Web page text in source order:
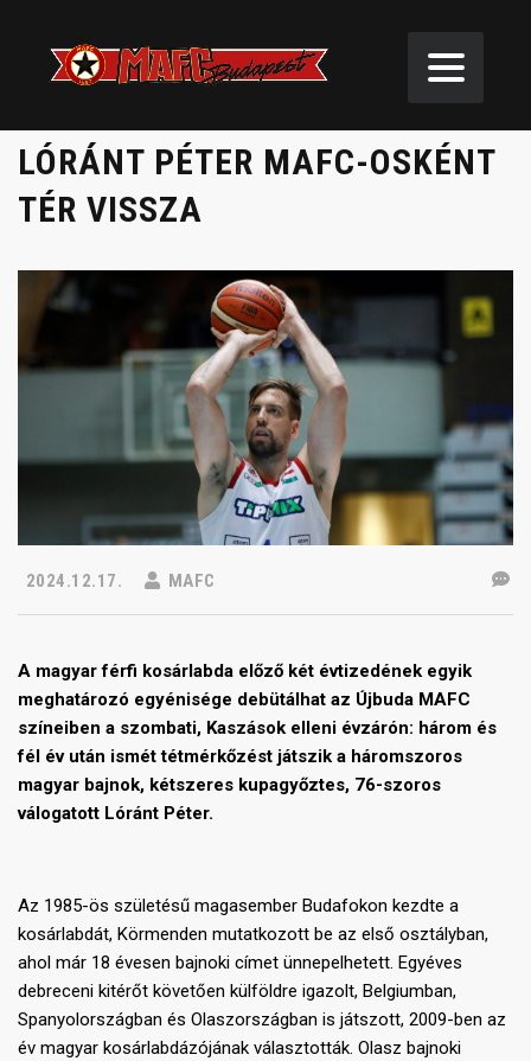
LÓRÁNT PÉTER MAFC-OSKÉNT
TÉR VISSZA
2024.12.17. MAFC
A magyar férfi kosárlabda előző két évtizedének egyik
meghatározó egyénisége debütálhat az Újbuda MAFC
színeiben a szombati, Kaszások elleni évzárón: három és
fél év után ismét tétmérkőzést játszik a háromszoros
magyar bajnok, kétszeres kupagyőztes, 76-szoros
válogatott Lóránt Péter.
Az 1985-ös születésű magasember Budafokon kezdte a
kosárlabdát, Körmenden mutatkozott be az első osztályban,
ahol már 18 évesen bajnoki címet ünnepelhetett. Egyéves
debreceni kitérőt követően külföldre igazolt, Belgiumban,
Spanyolországban és Olaszországban is játszott, 2009-ben az
év magyar kosárlabdázójának választották. Olasz bajnoki